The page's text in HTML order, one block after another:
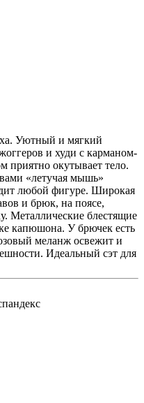
Уютный и мягкий
и худи с карманом-
приятно окутывает тело.
«летучая мышь»
любой фигуре. Широкая
и брюк, на поясе,
Металлические блестящие
капюшона. У брючек есть
меланж освежит и
Идеальный сэт для